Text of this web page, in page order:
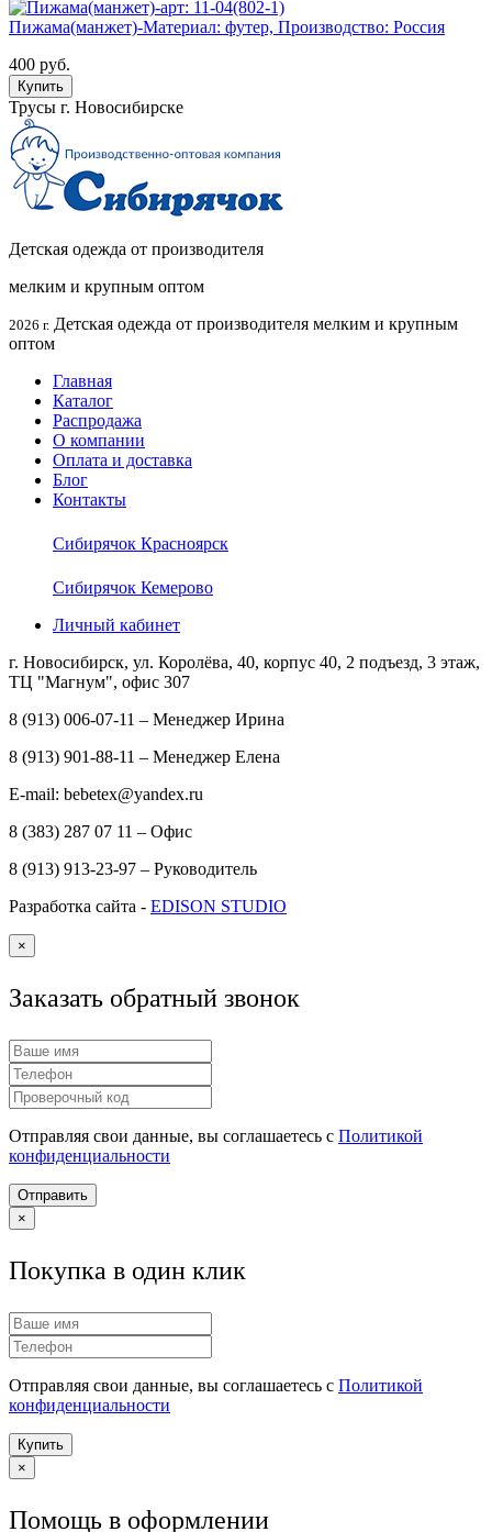
Пижама(манжет)-Материал: футер, Производство: Россия
400 руб.
Купить
Трусы г. Новосибирске
Детская одежда от производителя
мелким и крупным оптом
2026 г. Детская одежда от производителя мелким и крупным
оптом
Главная
Каталог
Распродажа
О компании
Оплата и доставка
Блог
Контакты
Сибирячок Красноярск
Сибирячок Кемерово
Личный кабинет
г. Новосибирск, ул. Королёва, 40, корпус 40, 2 подъезд, 3 этаж,
ТЦ "Магнум", офис 307
8 (913) 006-07-11 – Менеджер Ирина
8 (913) 901-88-11 – Менеджер Елена
E-mail: bebetex@yandex.ru
8 (383) 287 07 11 – Офис
8 (913) 913-23-97 – Руководитель
Разработка сайта - EDISON STUDIO
×
Заказать обратный звонок
Отправляя свои данные, вы соглашаетесь с Политикой
конфиденциальности
Отправить
×
Покупка в один клик
Отправляя свои данные, вы соглашаетесь с Политикой
конфиденциальности
Купить
×
Помощь в оформлении